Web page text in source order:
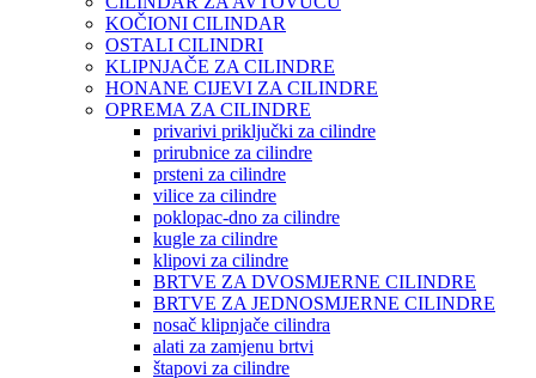
KOČIONI CILINDAR
OSTALI CILINDRI
KLIPNJAČE ZA CILINDRE
HONANE CIJEVI ZA CILINDRE
OPREMA ZA CILINDRE
privarivi priključki za cilindre
prirubnice za cilindre
prsteni za cilindre
vilice za cilindre
poklopac-dno za cilindre
kugle za cilindre
klipovi za cilindre
BRTVE ZA DVOSMJERNE CILINDRE
BRTVE ZA JEDNOSMJERNE CILINDRE
nosač klipnjače cilindra
alati za zamjenu brtvi
štapovi za cilindre